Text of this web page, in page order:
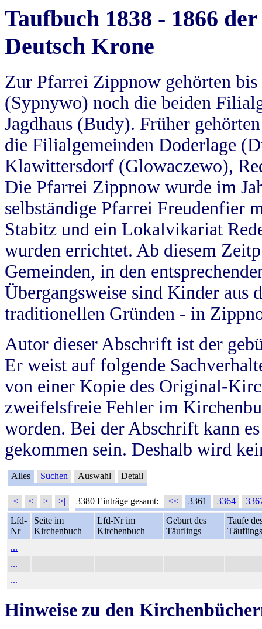
Taufbuch 1838 - 1866
Deutsch Krone
Zur Pfarrei Zippnow gehörten
(Sypnywo) noch die beiden
Jagdhaus (Budy). Früher
die Filialgemeinden Doderlage
Klawittersdorf (Glowaczewo),
Die Pfarrei Zippnow wurde im
selbständige Pfarrei Freudenfier
Stabitz und ein Lokalvikariat
wurden errichtet. Ab diesem
Gemeinden, in den
Übergangsweise sind Kinder aus
traditionellen Gründen - in
Autor dieser Abschrift ist der
Er weist auf folgende
von einer Kopie des Original-
zweifelsfreie Fehler im
worden. Bei der Abschrift kann
gekommen sein. Deshalb wird
Alles Suchen Auswahl Detail
|< < > >| 3380 Einträge gesamt: << 3361 3364
Lfd-
Nr
Seite im
Kirchenbuch
Lfd-Nr im
Kirchenbuch
Geburt des
Täuflings
Taufe
Täuflings
...
...
...
Hinweise zu den